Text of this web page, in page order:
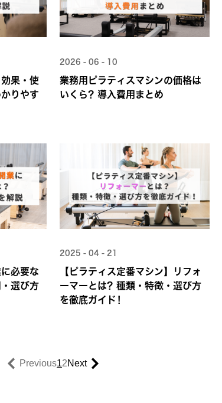
果・使
りやす
2026 - 06 - 10
業務用ピラティスマシンの価格は
いくら？導入費用まとめ
必要な
選び方
2025 - 04 - 21
【ピラティス定番マシン】リフォ
ーマーとは？種類・特徴・選び方
を徹底ガイド！
Previous12Next